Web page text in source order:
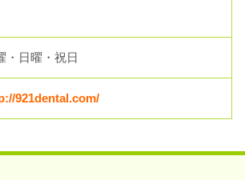
・日曜・祝日
921dental.com/